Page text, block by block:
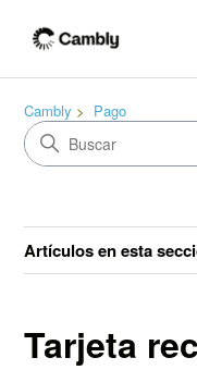
Cambly Pago
Artículos en esta
Tarjeta